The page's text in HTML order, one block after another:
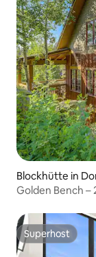
Blockhütte in
Golden Bench –
Superhost
Superhost